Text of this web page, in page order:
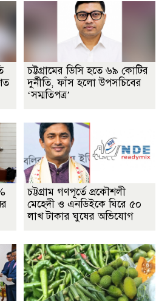
চট্টগ্রামের ডিসি হতে ৬৯ কোটির
দুর্নীতি, ফাঁস হলো উপসচিবের
‘সম্মতিপত্র’
চট্টগ্রাম গণপূর্তে প্রকৌশলী
মেহেদী ও এনডিইকে ঘিরে ৫০
লাখ টাকার ঘুষের অভিযোগ